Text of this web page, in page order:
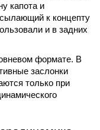
капота и
к концепту
и в задних
формате. В
заслонки
только при